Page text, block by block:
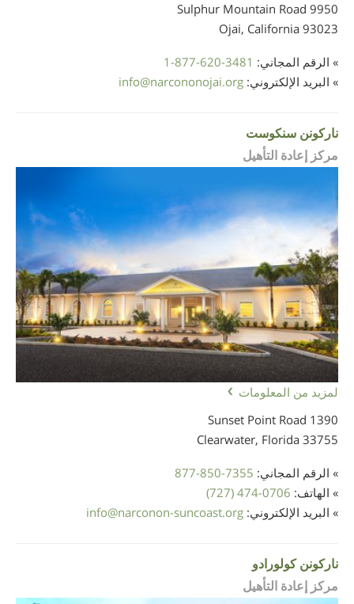
9950 Sulphur Mountain Road
Ojai, California 93023
» الرقم المجاني: 1-877-620-3481
» البريد الإلكتروني:
info@narcononojai.org
ناركونن سنكوست
مركز إعادة التأهيل
لمزيد من المعلومات
1390 Sunset Point Road
Clearwater, Florida 33755
» الرقم المجاني: 877-850-7355
» الهاتف: (727) 474-0706
» البريد الإلكتروني:
info@narconon-suncoast.org
ناركونن كولورادو
مركز إعادة التأهيل